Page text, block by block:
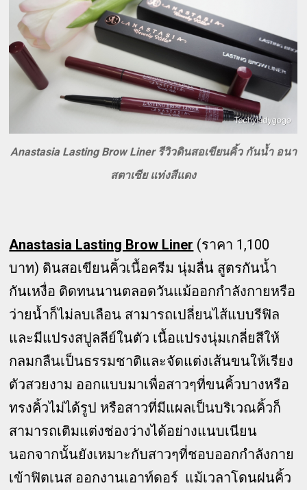
Anastasia Lasting Brow Liner รีวิวดินสอเขียนคิ้ว กันน้ำ อนา
สตาเซีย แท่งสีแดง
Anastasia Lasting Brow Liner (ราคา 1,100
บาท) ดินสอเขียนคิ้วเนื้อครีม นุ่มลื่น สูตรกันน้ำ
กันเหงื่อ ติดทนนานตลอดวันแม้ออกกำลังกายหรือ
ว่ายน้ำก็ไม่ลบเลือน สามารถเปลี่ยนไส้แบบรีฟิล
และมีแปรงสปูลลีย์ในตัว เนื้อแปรงนุ่มเกลี่ยสีให้
กลมกลืนเป็นธรรมชาติและจัดแต่งเส้นขนให้เรียง
ตัวสวยงาม ออกแบบมาเพื่อสาวๆที่ขนคิ้วบางหรือ
ทรงคิ้วไม่ได้รูป หรือสาวที่มีแผลเป็นบริเวณคิ้วก็
สามารถเติมแต่งช่องว่างได้อย่างแนบเนียน
นอกจากนั้นยังเหมาะกับสาวๆที่ชอบออกกำลังกาย
เข้าฟิตเนส ออกงานเอาท์ดอร์ แม้เวลาโดนฝนคิ้ว